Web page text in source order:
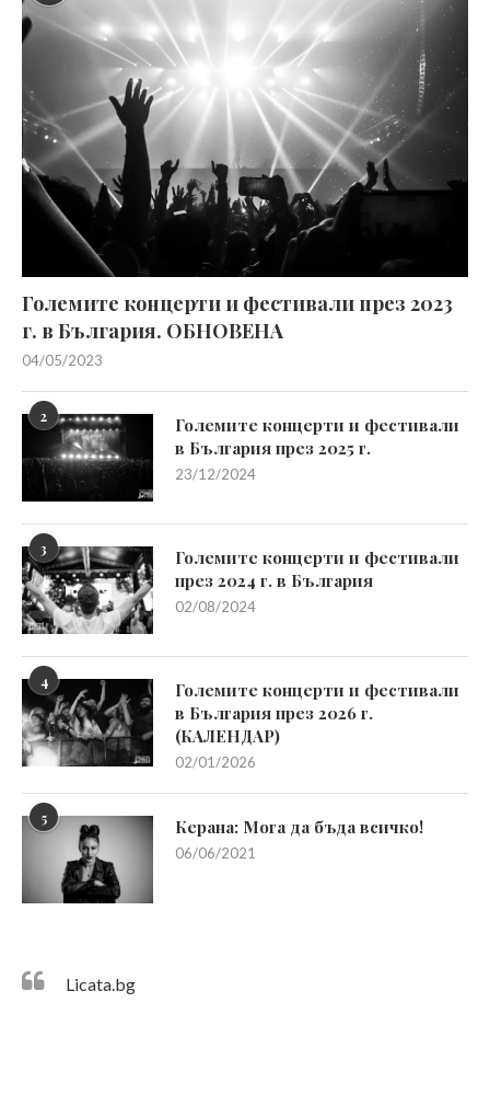
Големите концерти и фестивали през 2023
г. в България. ОБНОВЕНА
04/05/2023
2
Големите концерти и фестивали
в България през 2025 г.
23/12/2024
3
Големите концерти и фестивали
през 2024 г. в България
02/08/2024
4
Големите концерти и фестивали
в България през 2026 г.
(КАЛЕНДАР)
02/01/2026
5 Керана: Мога да бъда всичко!
06/06/2021
Licata.bg